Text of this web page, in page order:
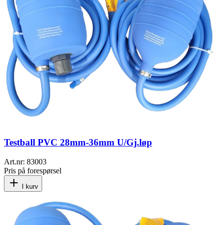
Testball PVC 28mm-36mm U/Gj.løp
Art.nr: 83003
Pris på forespørsel
I kurv